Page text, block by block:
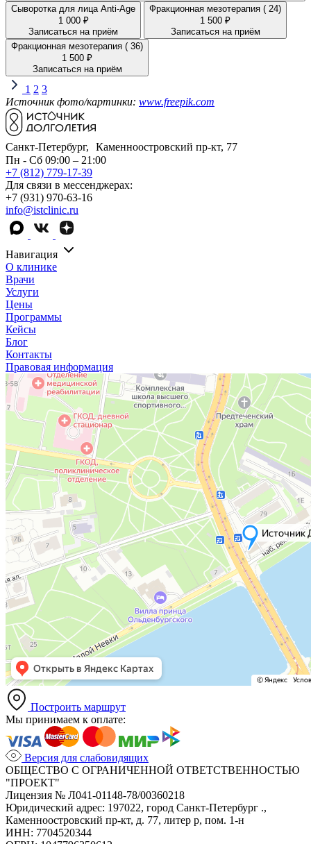
Сыворотка для лица Anti-Age
1 000 ₽
Записаться на приём
Фракционная мезотерапия ( 24)
1 500 ₽
Записаться на приём
Фракционная мезотерапия ( 36)
1 500 ₽
Записаться на приём
1 2 3
Источник фото/картинки: www.freepik.com
Санкт-Петербург, Каменноостровский пр-кт, 77
Пн - Сб 09:00 – 21:00
+7 (812) 779-17-39
Для связи в мессенджерах:
+7 (931) 970-63-16
info@istclinic.ru
Навигация
О клинике
Врачи
Услуги
Цены
Программы
Кейсы
Блог
Контакты
Правовая информация
Построить маршрут
Мы принимаем к оплате:
Версия для слабовидящих
ОБЩЕСТВО С ОГРАНИЧЕННОЙ ОТВЕТСТВЕННОСТЬЮ
"ПРОЕКТ"
Лицензия № Л041-01148-78/00360218
Юридический адрес: 197022, город Санкт-Петербург .,
Каменноостровский пр-кт, д. 77, литер р, пом. 1-н
ИНН: 7704520344